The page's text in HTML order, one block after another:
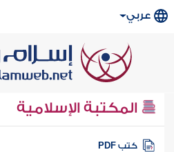
عربي
المكتبة الإسلامية